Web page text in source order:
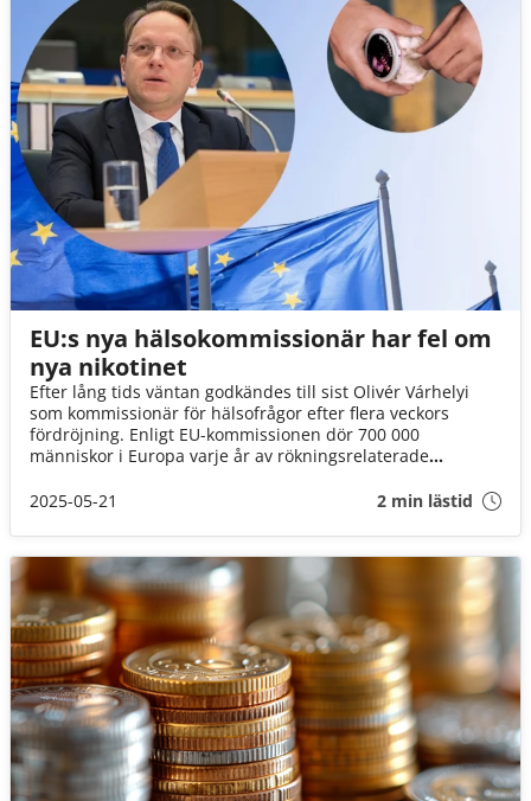
EU:s nya hälsokommissionär har fel om
nya nikotinet
Efter lång tids väntan godkändes till sist Olivér Várhelyi
som kommissionär för hälsofrågor efter flera veckors
fördröjning. Enligt EU-kommissionen dör 700 000
människor i Europa varje år av rökningsrelaterade
ansvar som vilar på den nya kommissionärens axlar att
utfrågningen i EU-parlamentet nyligen en besvikelse.
2025-05-21 2 min lästid